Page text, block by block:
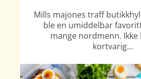
Mills majones traff
ble en umiddelbar
mange nordmenn. Ikke
kortvarig…